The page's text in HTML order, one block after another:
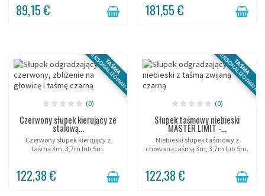
89,15 € 181,55 €
TAŚMA
PERSONALIZOWANA
(0)
Czerwony słupek kierujący ze
stalową...
Czerwony słupek kierujący z
taśmą 3m, 3,7m lub 5m.
122,38 €
TAŚMA
PERSONALIZOWANA
(0)
Słupek taśmowy niebieski
MASTER LIMIT -...
Niebieski słupek taśmowy z
chowaną taśmą 3m, 3,7m lub 5m.
122,38 €